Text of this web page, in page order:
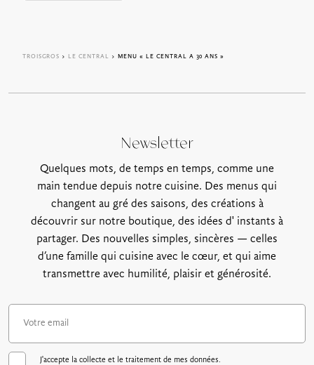
TROISGROS > LE CENTRAL > MENU « LE CENTRAL A 30 ANS »
Newsletter
Quelques mots, de temps en temps, comme une
main tendue depuis notre cuisine. Des menus qui
changent au gré des saisons, des créations à
découvrir sur notre boutique, des idées d' instants à
partager. Des nouvelles simples, sincères — celles
d’une famille qui cuisine avec le cœur, et qui aime
transmettre avec humilité, plaisir et générosité.
J'accepte la collecte et le traitement de mes données.